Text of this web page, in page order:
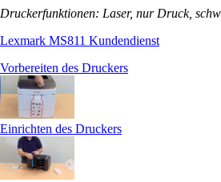
Druckerfunktionen: Laser, nur Druck,
Lexmark MS811 Kundendienst
Vorbereiten des Druckers
Einrichten des Druckers